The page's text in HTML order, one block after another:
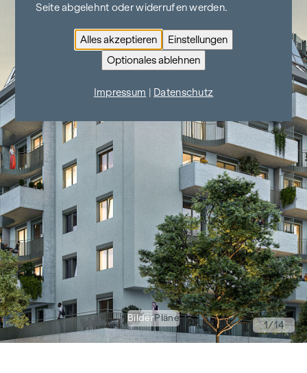
BilderPläne
1/14
Seite abgelehnt oder widerrufen werden.
Alles akzeptieren
Einstellungen
Optionales ablehnen
Impressum Datenschutz